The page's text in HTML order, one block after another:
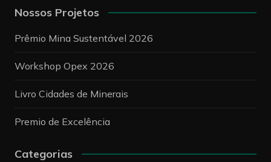
Nossos Projetos
Prêmio Mina Sustentável 2026
Workshop Opex 2026
Livro Cidades de Minerais
Premio de Excelência
Categorias